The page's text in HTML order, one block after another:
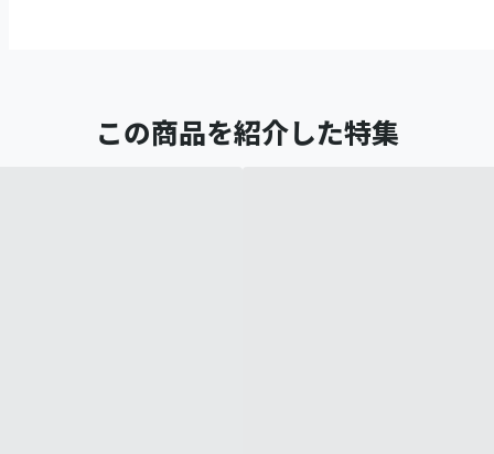
この商品を紹介した特集